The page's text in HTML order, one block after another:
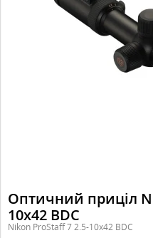
Оптичний приціл
10x42 BDC
Nikon ProStaff 7 2.5-10x42 BDC